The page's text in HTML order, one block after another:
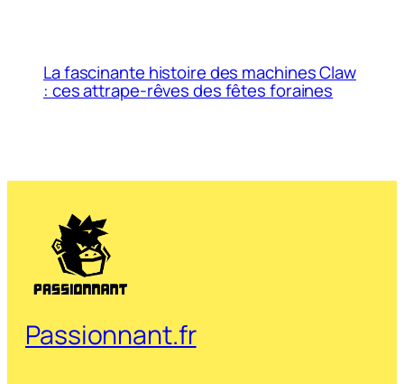
La fascinante histoire des machines Claw
: ces attrape-rêves des fêtes foraines
Passionnant.fr